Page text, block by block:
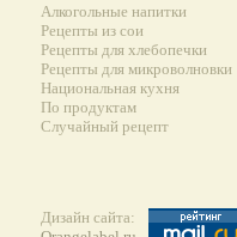
Алкогольные напитки
Рецепты из сои
Рецепты для хлебопечки
Рецепты для микроволновки
Национальная кухня
По продуктам
Случайный рецепт
Дизайн сайта: